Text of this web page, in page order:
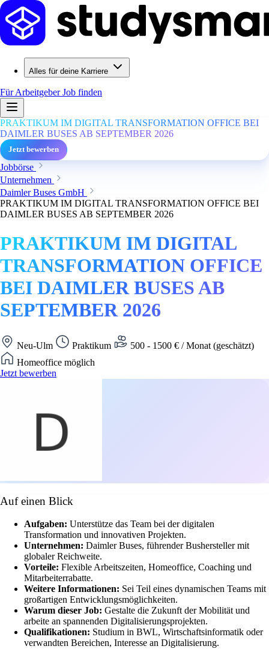
Alles für deine Karriere
Für ArbeitgeberJob finden
PRAKTIKUM IM DIGITAL TRANSFORMATION OFFICE BEI
DAIMLER BUSES AB SEPTEMBER 2026
Jetzt bewerben
Jobbörse
Unternehmen
Daimler Buses GmbH
PRAKTIKUM IM DIGITAL TRANSFORMATION OFFICE BEI
DAIMLER BUSES AB SEPTEMBER 2026
PRAKTIKUM IM DIGITAL
TRANSFORMATION OFFICE
BEI DAIMLER BUSES AB
SEPTEMBER 2026
Neu-Ulm Praktikum
500 - 1500 € / Monat (geschätzt)
Homeoffice möglich
Jetzt bewerben
Auf einen Blick
Aufgaben: Unterstütze das Team bei der digitalen
Transformation und innovativen Projekten.
Unternehmen: Daimler Buses, führender Bushersteller mit
globaler Reichweite.
Vorteile: Flexible Arbeitszeiten, Homeoffice, Coaching und
Mitarbeiterrabatte.
Weitere Informationen: Sei Teil eines dynamischen Teams mit
großartigen Entwicklungsmöglichkeiten.
Warum dieser Job: Gestalte die Zukunft der Mobilität und
arbeite an spannenden Digitalisierungsprojekten.
Qualifikationen: Studium in BWL, Wirtschaftsinformatik oder
verwandten Bereichen, Interesse an Digitalisierung.